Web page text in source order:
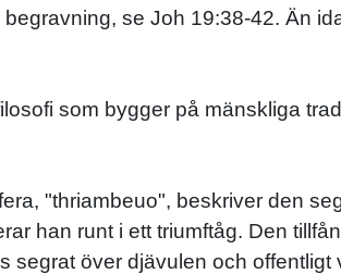
se Joh 19:38-42. Än
som bygger på mänskliga
"thriambeuo", beskriver den
han runt i ett triumftåg. Den
segrat över djävulen och offentligt